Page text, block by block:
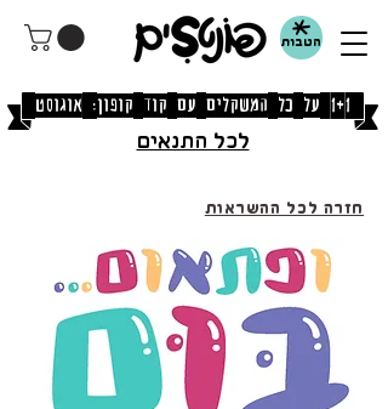
הטבות
[1+1 על כל המשקלים עם קוד קופון: אוגוסט] לכל התנאים
חזרה לכל ההשראות